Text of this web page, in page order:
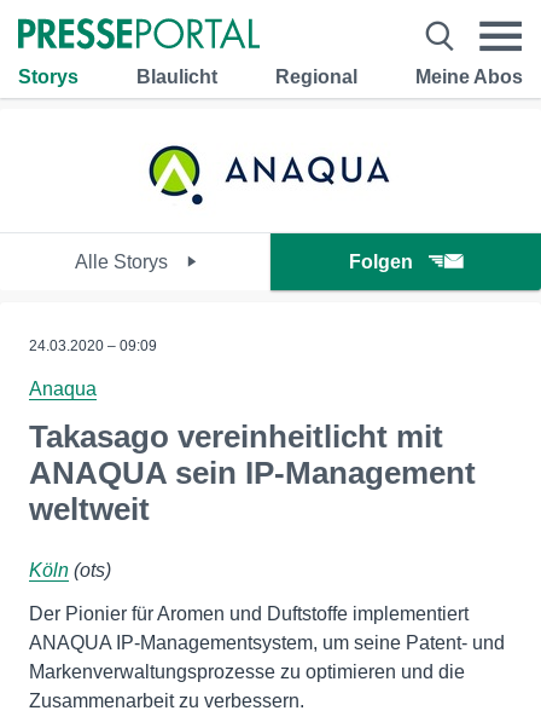
Storys Blaulicht Regional Meine Abos
Alle Storys Folgen
24.03.2020 – 09:09
Anaqua
Takasago vereinheitlicht mit
ANAQUA sein IP-Management
weltweit
Köln (ots)
Der Pionier für Aromen und Duftstoffe implementiert
ANAQUA IP-Managementsystem, um seine Patent- und
Markenverwaltungsprozesse zu optimieren und die
Zusammenarbeit zu verbessern.